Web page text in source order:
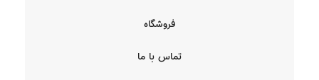
فروشگاه
تماس با ما